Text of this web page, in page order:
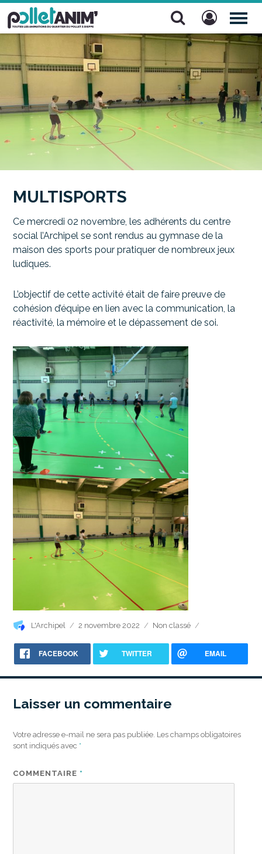
Pollet Anim'
MULTISPORTS
Ce mercredi 02 novembre, les adhérents du centre
social l’Archipel se sont rendus au gymnase de la
maison des sports pour pratiquer de nombreux jeux
ludiques.
L’objectif de cette activité était de faire preuve de
cohésion d’équipe en lien avec la communication, la
réactivité, la mémoire et le dépassement de soi.
Auteur
L'Archipel
Publié
2 novembre 2022 Catégories
Non classé
FACEBOOK TWITTER EMAIL
Laisser un commentaire
Votre adresse e-mail ne sera pas publiée. Les champs obligatoires
sont indiqués avec *
COMMENTAIRE *